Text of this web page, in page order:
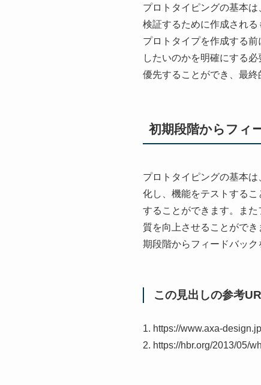
プロトタイピングの基本
検証するために作成され
プロトタイプを作成する
したいのかを明確にする
優先することができ、最終
初期段階からフィ
プロトタイピングの基本
化し、機能をテストする
することができます。ま
質を向上させることがで
期段階からフィードバック
この見出しの参考
1. https://www.axa-
2. https://hbr.org/2013/05/